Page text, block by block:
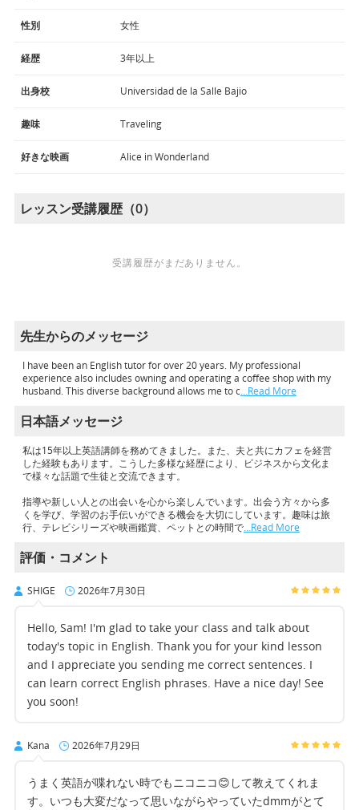
性別 女性
経歴 3年以上
出身校 Universidad de la Salle Bajio
趣味 Traveling
好きな映画 Alice in Wonderland
レッスン受講履歴（0）
受講履歴がまだありません。
先生からのメッセージ
I have been an English tutor for over 20 years. My professional
experience also includes owning and operating a coffee shop with my
husband. This diverse background allows me to c…Read More
日本語メッセージ
私は15年以上英語講師を務めてきました。また、夫と共にカフェを経営
した経験もあります。こうした多様な経歴により、ビジネスから文化ま
で様々な話題で生徒と交流できます。
指導や新しい人との出会いを心から楽しんでいます。出会う方々から多
くを学び、学習のお手伝いができる機会を大切にしています。趣味は旅
行、テレビシリーズや映画鑑賞、ペットとの時間で…Read More
評価・コメント
SHIGE 2026年7月30日
Hello, Sam! I'm glad to take your class and talk about
today's topic in English. Thank you for your kind lesson
and I appreciate you sending me correct sentences. I
can learn correct English phrases. Have a nice day! See
you soon!
Kana 2026年7月29日
うまく英語が喋れない時でもニコニコ😊して教えてくれま
す。いつも大変だなって思いながらやっていたdmmがとて